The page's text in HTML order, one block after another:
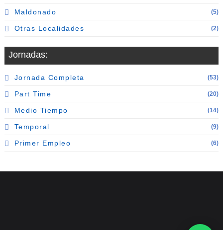
Maldonado (5)
Otras Localidades (2)
Jornadas:
Jornada Completa (53)
Part Time (20)
Medio Tiempo (14)
Temporal (9)
Primer Empleo (6)